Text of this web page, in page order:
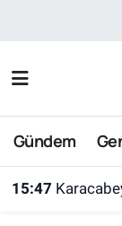
Gündem
15:47
Nöbetçi
Hava